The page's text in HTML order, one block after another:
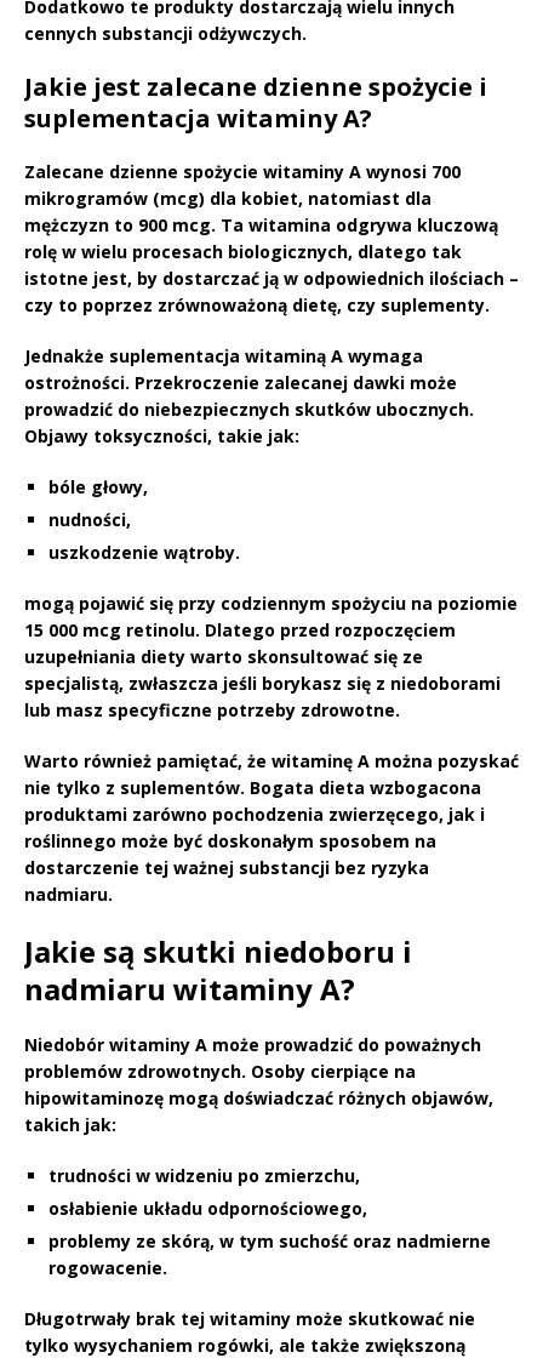
Dodatkowo te produkty dostarczają wielu innych
cennych substancji odżywczych.
Jakie jest zalecane dzienne spożycie i
suplementacja witaminy A?
Zalecane dzienne spożycie witaminy A wynosi 700
mikrogramów (mcg) dla kobiet, natomiast dla
mężczyzn to 900 mcg. Ta witamina odgrywa kluczową
rolę w wielu procesach biologicznych, dlatego tak
istotne jest, by dostarczać ją w odpowiednich ilościach –
czy to poprzez zrównoważoną dietę, czy suplementy.
Jednakże suplementacja witaminą A wymaga
ostrożności. Przekroczenie zalecanej dawki może
prowadzić do niebezpiecznych skutków ubocznych.
Objawy toksyczności, takie jak:
bóle głowy,
nudności,
uszkodzenie wątroby.
mogą pojawić się przy codziennym spożyciu na poziomie
15 000 mcg retinolu. Dlatego przed rozpoczęciem
uzupełniania diety warto skonsultować się ze
specjalistą, zwłaszcza jeśli borykasz się z niedoborami
lub masz specyficzne potrzeby zdrowotne.
Warto również pamiętać, że witaminę A można pozyskać
nie tylko z suplementów. Bogata dieta wzbogacona
produktami zarówno pochodzenia zwierzęcego, jak i
roślinnego może być doskonałym sposobem na
dostarczenie tej ważnej substancji bez ryzyka
nadmiaru.
Jakie są skutki niedoboru i
nadmiaru witaminy A?
Niedobór witaminy A może prowadzić do poważnych
problemów zdrowotnych. Osoby cierpiące na
hipowitaminozę mogą doświadczać różnych objawów,
takich jak:
trudności w widzeniu po zmierzchu,
osłabienie układu odpornościowego,
problemy ze skórą, w tym suchość oraz nadmierne
rogowacenie.
Długotrwały brak tej witaminy może skutkować nie
tylko wysychaniem rogówki, ale także zwiększoną